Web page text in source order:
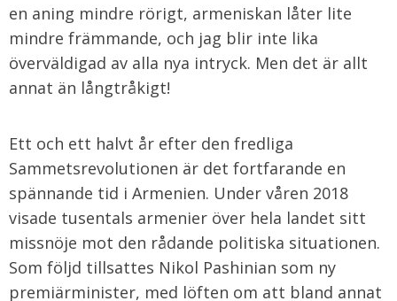
en aning mindre rörigt, armeniskan låter lite
mindre främmande, och jag blir inte lika
överväldigad av alla nya intryck. Men det är allt
annat än långtråkigt!
Ett och ett halvt år efter den fredliga
Sammetsrevolutionen är det fortfarande en
spännande tid i Armenien. Under våren 2018
visade tusentals armenier över hela landet sitt
missnöje mot den rådande politiska situationen.
Som följd tillsattes Nikol Pashinian som ny
premiärminister, med löften om att bland annat